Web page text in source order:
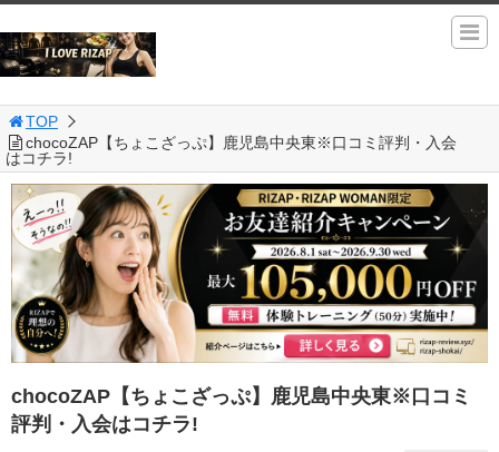
TOP
chocoZAP【ちょこざっぷ】鹿児島中央東※口コミ評判・入会
はコチラ!
chocoZAP【ちょこざっぷ】鹿児島中央東※口コミ
評判・入会はコチラ!